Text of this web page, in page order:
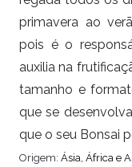
primavera ao
pois é o
auxilia na
tamanho e
que se
que o seu Bonsai
Origem: Ásia, África e